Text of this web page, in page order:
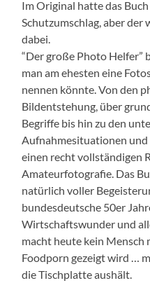
Im Original hatte das
Schutzumschlag, aber
dabei.
“Der große Photo Helfer”
man am ehesten eine
nennen könnte. Von den
Bildentstehung, über
Begriffe bis hin zu den
Aufnahmesituationen
einen recht vollständigen
Amateurfotografie. Das
natürlich voller
bundesdeutsche 50er
Wirtschaftswunder und
macht heute kein Mensch
Foodporn gezeigt wird …
die Tischplatte aushält.